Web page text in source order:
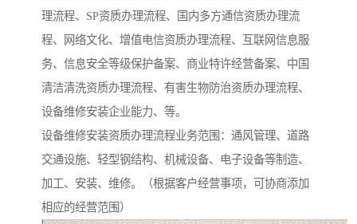
理流程、SP资质办理流程、国内多方通信资质办理流
程、网络文化、增值电信资质办理流程、互联网信息服
务、信息安全等级保护备案、商业特许经营备案、中国
清洁清洗资质办理流程、有害生物防治资质办理流程、
设备维修安装企业能力、等。
设备维修安装资质办理流程业务范围：通风管理、道路
交通设施、轻型钢结构、机械设备、电子设备等制造、
加工、安装、维修。（根据客户经营事项，可协商添加
相应的经营范围）